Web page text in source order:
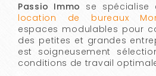
Passio Immo se spécialise
location de bureaux
espaces modulables pour
des petites et grandes
est soigneusement
conditions de travail